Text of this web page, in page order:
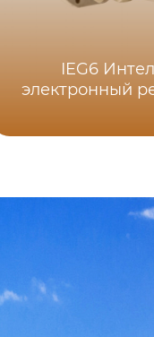
IEG6
электронный